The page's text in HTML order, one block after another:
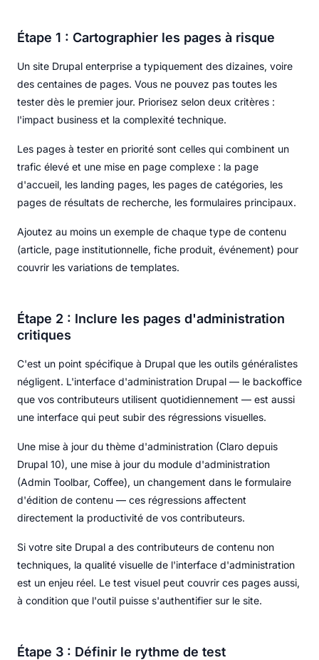
Étape 1 : Cartographier les pages à risque
Un site Drupal enterprise a typiquement des dizaines, voire
des centaines de pages. Vous ne pouvez pas toutes les
tester dès le premier jour. Priorisez selon deux critères :
l'impact business et la complexité technique.
Les pages à tester en priorité sont celles qui combinent un
trafic élevé et une mise en page complexe : la page
d'accueil, les landing pages, les pages de catégories, les
pages de résultats de recherche, les formulaires principaux.
Ajoutez au moins un exemple de chaque type de contenu
(article, page institutionnelle, fiche produit, événement) pour
couvrir les variations de templates.
Étape 2 : Inclure les pages d'administration
critiques
C'est un point spécifique à Drupal que les outils généralistes
négligent. L'interface d'administration Drupal — le backoffice
que vos contributeurs utilisent quotidiennement — est aussi
une interface qui peut subir des régressions visuelles.
Une mise à jour du thème d'administration (Claro depuis
Drupal 10), une mise à jour du module d'administration
(Admin Toolbar, Coffee), un changement dans le formulaire
d'édition de contenu — ces régressions affectent
directement la productivité de vos contributeurs.
Si votre site Drupal a des contributeurs de contenu non
techniques, la qualité visuelle de l'interface d'administration
est un enjeu réel. Le test visuel peut couvrir ces pages aussi,
à condition que l'outil puisse s'authentifier sur le site.
Étape 3 : Définir le rythme de test